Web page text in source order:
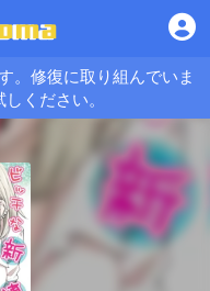
。修復に取り組んでいま
ください。